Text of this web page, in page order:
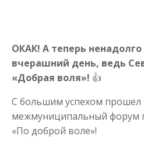
ОКАК! А теперь
вчерашний день, ведь
«Добрая воля»! 👍
С большим успехом прошел
межмуниципальный форум
«По доброй воле»!